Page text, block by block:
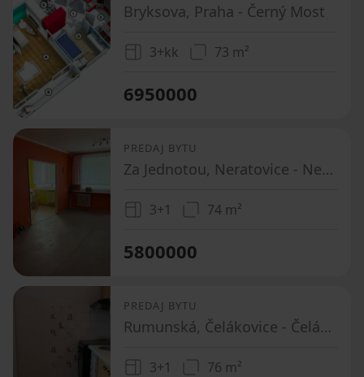
Bryksova, Praha - Černý Most
3+kk 73 m²
6950000
PREDAJ BYTU
Za Jednotou, Neratovice - Neratovice, Středočeský kraj
3+1 74 m²
5800000
PREDAJ BYTU
Rumunská, Čelákovice - Čelákovice, Středočeský kraj
3+1 76 m²